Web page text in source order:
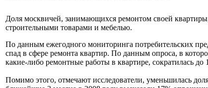
Доля москвичей, занимающихся ремонтом своей
строительными товарами и мебелью.
По данным ежегодного мониторинга потребительских
спад в сфере ремонта квартир. По данным опроса, в
какие-либо ремонтные работы в квартире, сократилась
Помимо этого, отмечают исследователи, уменьшилась